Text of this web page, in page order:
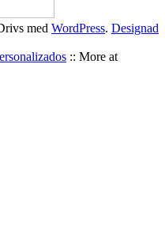
med WordPress. Designad
:: More at